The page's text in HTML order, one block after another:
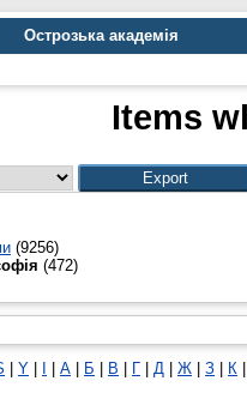
Острозька академія
Items
(9256)
(472)
| Y | І | А | Б | В | Г | Д | Ж | З | К |